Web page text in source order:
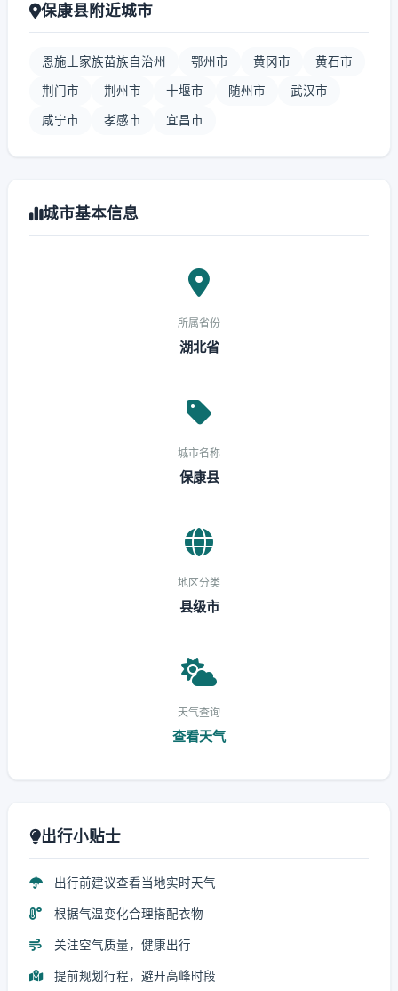
保康县附近城市
恩施土家族苗族自治州 鄂州市 黄冈市 黄石市
荆门市 荆州市 十堰市 随州市 武汉市
咸宁市 孝感市 宜昌市
城市基本信息
所属省份
湖北省
城市名称
保康县
地区分类
县级市
天气查询
查看天气
出行小贴士
出行前建议查看当地实时天气
根据气温变化合理搭配衣物
关注空气质量，健康出行
提前规划行程，避开高峰时段